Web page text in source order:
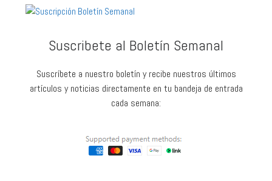
Suscribete al Boletín Semanal
Suscríbete a nuestro boletín y recibe nuestros últimos
artículos y noticias directamente en tu bandeja de entrada
cada semana: